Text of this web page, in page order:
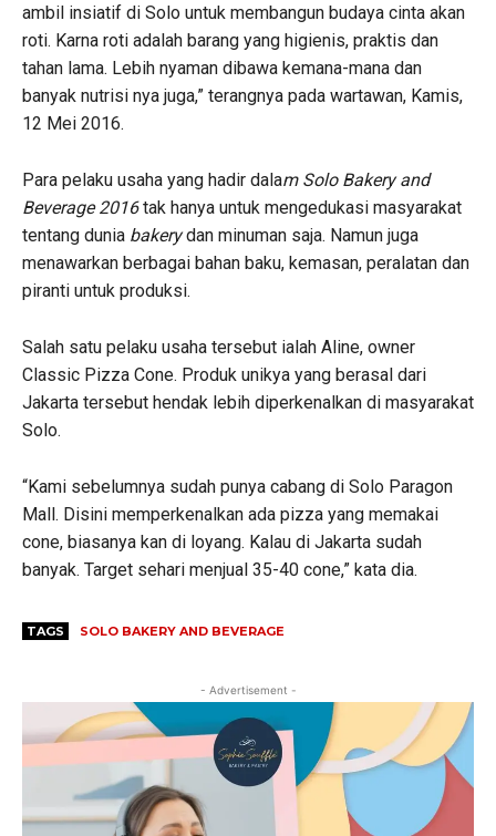
ambil insiatif di Solo untuk membangun budaya cinta akan
roti. Karna roti adalah barang yang higienis, praktis dan
tahan lama. Lebih nyaman dibawa kemana-mana dan
banyak nutrisi nya juga,” terangnya pada wartawan, Kamis,
12 Mei 2016.
Para pelaku usaha yang hadir dalam Solo Bakery and
Beverage 2016tak hanya untuk mengedukasi masyarakat
tentang dunia bakerydan minuman saja. Namun juga
menawarkan berbagai bahan baku, kemasan, peralatan dan
piranti untuk produksi.
Salah satu pelaku usaha tersebut ialah Aline, owner
Classic Pizza Cone. Produk unikya yang berasal dari
Jakarta tersebut hendak lebih diperkenalkan di masyarakat
Solo.
“Kami sebelumnya sudah punya cabang di Solo Paragon
Mall. Disini memperkenalkan ada pizza yang memakai
cone, biasanya kan di loyang. Kalau di Jakarta sudah
banyak. Target sehari menjual 35-40 cone,” kata dia.
TAGS SOLO BAKERY AND BEVERAGE
- Advertisement -